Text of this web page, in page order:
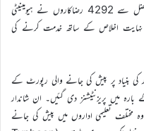
٭ گزشتہ تین سال کے دوران خداتعالیٰ کے فضل سے 4292 رضاکاروں نے ہیومینیٹی
نہایت اخلاص کے ساتھ خدمت کرنے کی
کی بنیاد پر پیش کی جانے والی رپورٹ کے
میں پریزنٹیشنز دی گئیں۔ ان شاندار
مختلف تعلیمی اداروں میں پیش کی جانے